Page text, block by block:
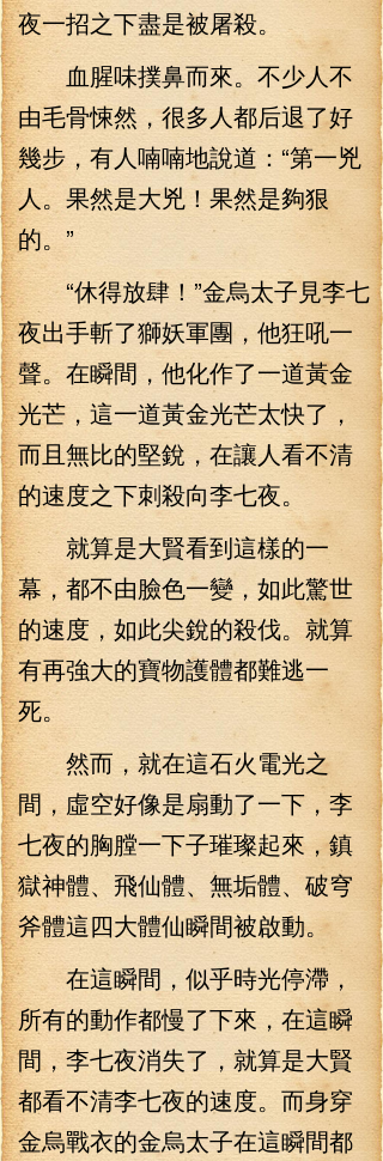
夜一招之下盡是被屠殺。
血腥味撲鼻而來。不少人不
由毛骨悚然，很多人都后退了好
幾步，有人喃喃地說道：“第一兇
人。果然是大兇！果然是夠狠
的。”
“休得放肆！”金烏太子見李七
夜出手斬了獅妖軍團，他狂吼一
聲。在瞬間，他化作了一道黃金
光芒，這一道黃金光芒太快了，
而且無比的堅銳，在讓人看不清
的速度之下刺殺向李七夜。
就算是大賢看到這樣的一
幕，都不由臉色一變，如此驚世
的速度，如此尖銳的殺伐。就算
有再強大的寶物護體都難逃一
死。
然而，就在這石火電光之
間，虛空好像是扇動了一下，李
七夜的胸膛一下子璀璨起來，鎮
獄神體、飛仙體、無垢體、破穹
斧體這四大體仙瞬間被啟動。
在這瞬間，似乎時光停滯，
所有的動作都慢了下來，在這瞬
間，李七夜消失了，就算是大賢
都看不清李七夜的速度。而身穿
金烏戰衣的金烏太子在這瞬間都